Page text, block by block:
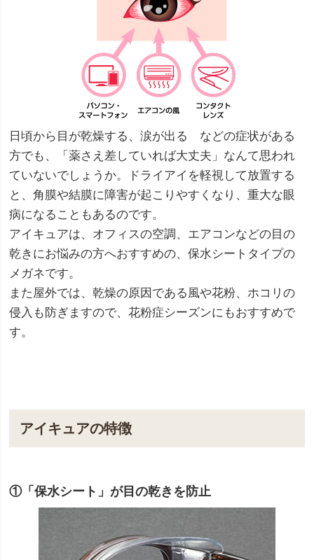
日頃から目が乾燥する、涙が出る などの症状がある
方でも、「薬さえ差していれば大丈夫」なんて思われ
ていないでしょうか。ドライアイを軽視して放置する
と、角膜や結膜に障害が起こりやすくなり、重大な眼
病になることもあるのです。
アイキュアは、オフィスの空調、エアコンなどの目の
乾きにお悩みの方へおすすめの、保水シートタイプの
メガネです。
また屋外では、乾燥の原因である風や花粉、ホコリの
侵入も防ぎますので、花粉症シーズンにもおすすめで
す。
アイキュアの特徴
①「保水シート」が目の乾きを防止